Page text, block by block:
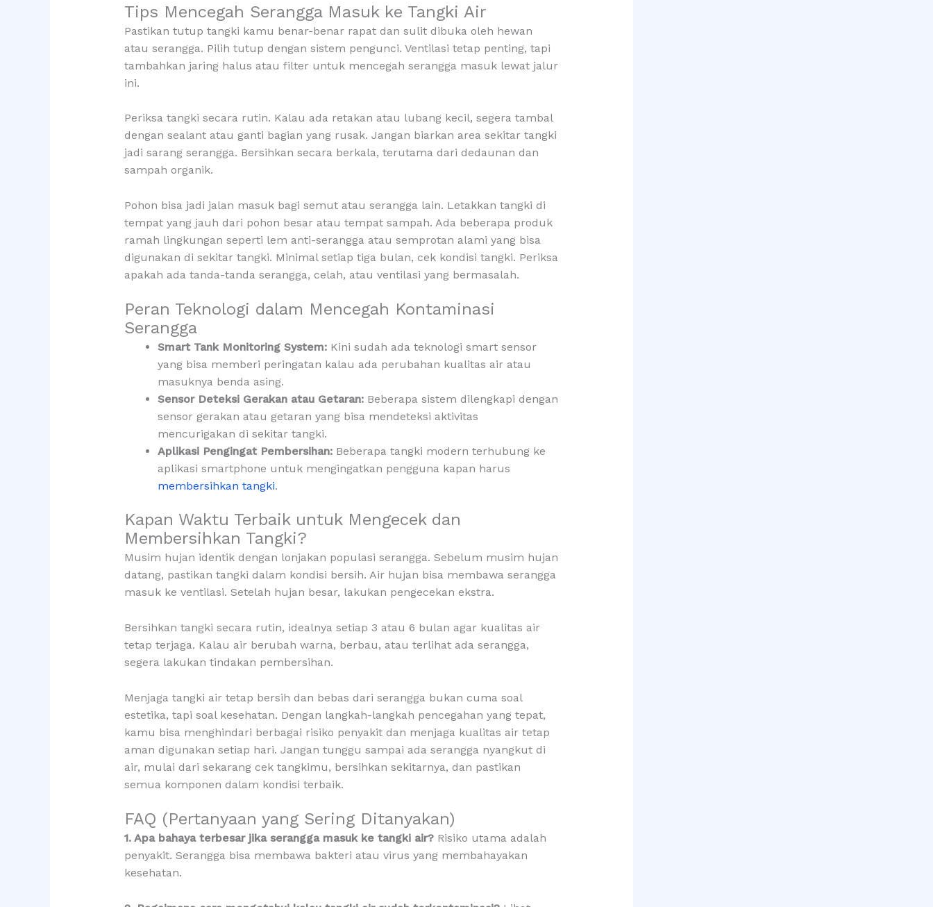
Tips Mencegah Serangga Masuk ke Tangki Air
Pastikan tutup tangki kamu benar-benar rapat dan sulit dibuka oleh hewan
atau serangga. Pilih tutup dengan sistem pengunci. Ventilasi tetap penting, tapi
tambahkan jaring halus atau filter untuk mencegah serangga masuk lewat jalur
ini.
Periksa tangki secara rutin. Kalau ada retakan atau lubang kecil, segera tambal
dengan sealant atau ganti bagian yang rusak. Jangan biarkan area sekitar tangki
jadi sarang serangga. Bersihkan secara berkala, terutama dari dedaunan dan
sampah organik.
Pohon bisa jadi jalan masuk bagi semut atau serangga lain. Letakkan tangki di
tempat yang jauh dari pohon besar atau tempat sampah. Ada beberapa produk
ramah lingkungan seperti lem anti-serangga atau semprotan alami yang bisa
digunakan di sekitar tangki. Minimal setiap tiga bulan, cek kondisi tangki. Periksa
apakah ada tanda-tanda serangga, celah, atau ventilasi yang bermasalah.
Peran Teknologi dalam Mencegah Kontaminasi
Serangga
Smart Tank Monitoring System: Kini sudah ada teknologi smart sensor
yang bisa memberi peringatan kalau ada perubahan kualitas air atau
masuknya benda asing.
Sensor Deteksi Gerakan atau Getaran: Beberapa sistem dilengkapi dengan
sensor gerakan atau getaran yang bisa mendeteksi aktivitas
mencurigakan di sekitar tangki.
Aplikasi Pengingat Pembersihan: Beberapa tangki modern terhubung ke
aplikasi smartphone untuk mengingatkan pengguna kapan harus
membersihkan tangki.
Kapan Waktu Terbaik untuk Mengecek dan
Membersihkan Tangki?
Musim hujan identik dengan lonjakan populasi serangga. Sebelum musim hujan
datang, pastikan tangki dalam kondisi bersih. Air hujan bisa membawa serangga
masuk ke ventilasi. Setelah hujan besar, lakukan pengecekan ekstra.
Bersihkan tangki secara rutin, idealnya setiap 3 atau 6 bulan agar kualitas air
tetap terjaga. Kalau air berubah warna, berbau, atau terlihat ada serangga,
segera lakukan tindakan pembersihan.
Menjaga tangki air tetap bersih dan bebas dari serangga bukan cuma soal
estetika, tapi soal kesehatan. Dengan langkah-langkah pencegahan yang tepat,
kamu bisa menghindari berbagai risiko penyakit dan menjaga kualitas air tetap
aman digunakan setiap hari. Jangan tunggu sampai ada serangga nyangkut di
air, mulai dari sekarang cek tangkimu, bersihkan sekitarnya, dan pastikan
semua komponen dalam kondisi terbaik.
FAQ (Pertanyaan yang Sering Ditanyakan)
1. Apa bahaya terbesar jika serangga masuk ke tangki air?Risiko utama adalah
penyakit. Serangga bisa membawa bakteri atau virus yang membahayakan
kesehatan.